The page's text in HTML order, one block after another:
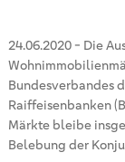
24.06.2020- Die
Bundesverbandes
Raiffeisenbanken
Märkte bleibe
Belebung der